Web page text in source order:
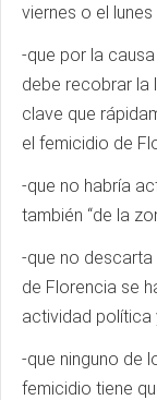
viernes o el
-que por la
debe recobrar la
clave que
el femicidio de
-que no habría
también “de la
-que no descarta
de Florencia se
actividad política
-que ninguno de
femicidio tiene